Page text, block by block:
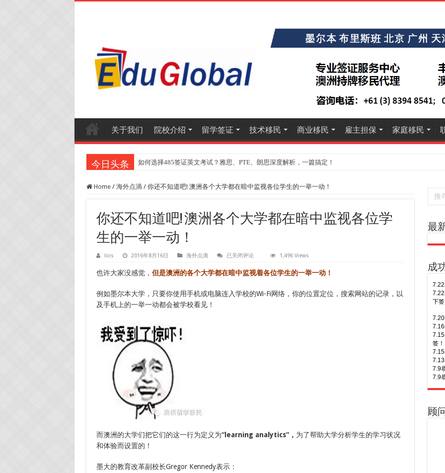
关于我们 院校介绍 留学签证 技术移民 商业移民 雇主担保 家庭移民
今日头条 如何选择485签证英文考试？雅思、PTE、朗思深度解析，一篇搞定！
Home / 海外点滴 / 你还不知道吧! 澳洲各个大学都在暗中监视各位学生的一举一动！
你还不知道吧! 澳洲各个大学都在暗中监视各位学
生的一举一动！
lois 2016年8月16日 海外点滴
你
不
知
吧!
举
已关闭评论 1,496 Views
也许大家没感觉， 但是澳洲的各个大学都在暗中监视着各位学生的一举一动！
例如墨尔本大学，只要你使用手机或电脑连入学校的Wi-Fi网络，你的位置定位，搜索网站的记录，以
及手机上的一举一动都会被学校看见！
而澳洲的大学们把它们的这一行为定义为“learning analytics”， 为了帮助大学分析学生的学习状况
和体验而设置的！
墨大的教育改革副校长Gregor Kennedy表示：
最
成
7.9
7.9
7.8
多
7.7
三
of
7.1
次
顾